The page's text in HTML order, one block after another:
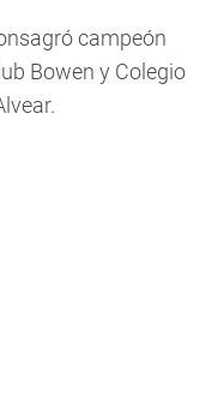
campeón
Bowen y Colegio